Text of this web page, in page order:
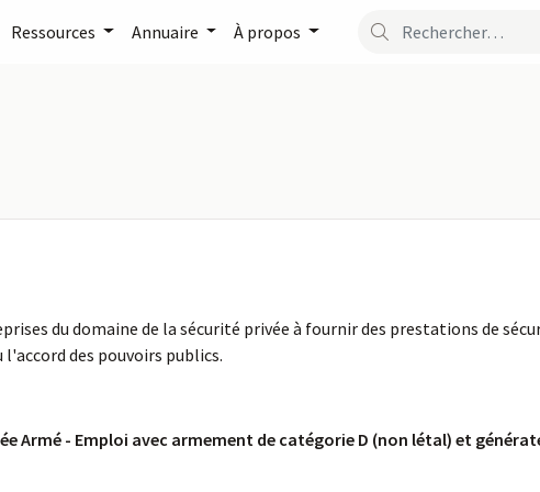
Ressources Annuaire À propos
du domaine de la sécurité privée à fournir des prestations de
des pouvoirs publics.
Armé - Emploi avec armement de catégorie D (non létal) et